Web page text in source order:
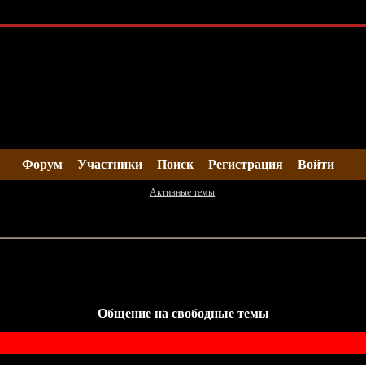
Форум Участники Поиск Регистрация Войти
Активные темы
Общение на свободные темы